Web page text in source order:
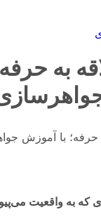
به
که به واقعیت